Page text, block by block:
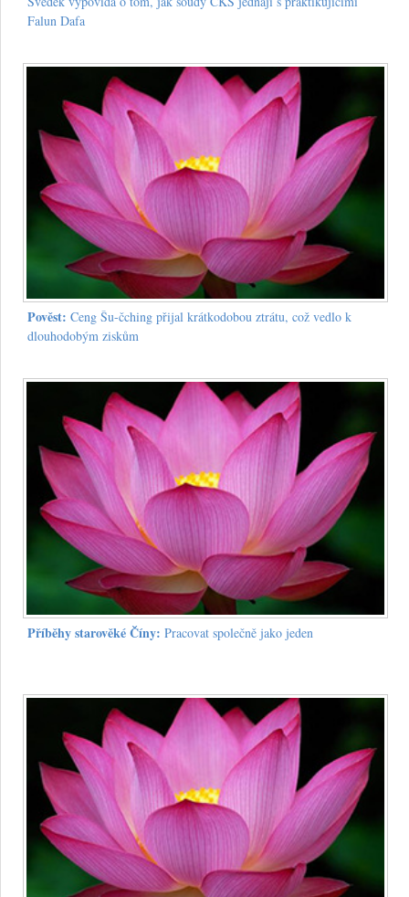
Falun Dafa
Pověst: Ceng Šu-čching přijal krátkodobou ztrátu, což vedlo k
dlouhodobým ziskům
Příběhy starověké Číny: Pracovat společně jako jeden